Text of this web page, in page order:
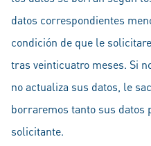
datos correspondientes
condición de que le
tras veinticuatro meses. Si
no actualiza sus datos, le
borraremos tanto sus datos
solicitante.